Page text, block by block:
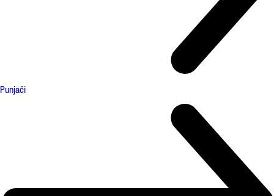
Punjači